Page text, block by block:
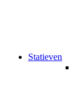
Statieven